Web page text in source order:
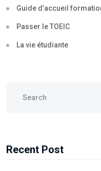
Guide d’accueil
Passer le TOEIC
La vie étudiante
Recent Post